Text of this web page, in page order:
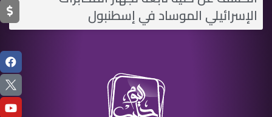
الإسرائيلي الموساد في إسطنبول